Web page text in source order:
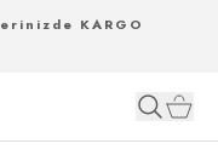
KARGO